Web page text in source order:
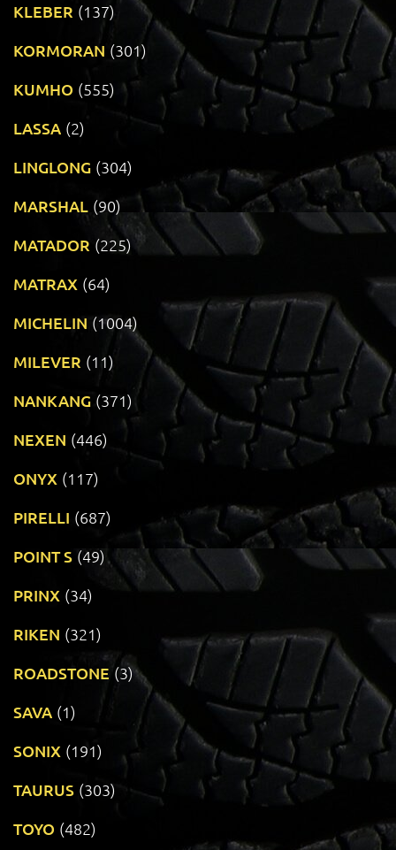
KLEBER (137)
KORMORAN (301)
KUMHO (555)
LASSA (2)
LINGLONG (304)
MARSHAL (90)
MATADOR (225)
MATRAX (64)
MICHELIN (1004)
MILEVER (11)
NANKANG (371)
NEXEN (446)
ONYX (117)
PIRELLI (687)
POINT S (49)
PRINX (34)
RIKEN (321)
ROADSTONE (3)
SAVA (1)
SONIX (191)
TAURUS (303)
TOYO (482)